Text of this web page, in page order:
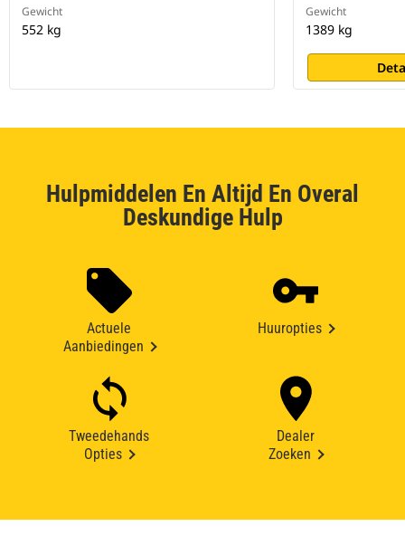
Gewicht
552 kg
Gewicht
1389 kg
Hulpmiddelen En Altijd En Overal
Deskundige Hulp
Actuele
Aanbiedingen
Huuropties
Tweedehands
Opties
Dealer
Zoeken